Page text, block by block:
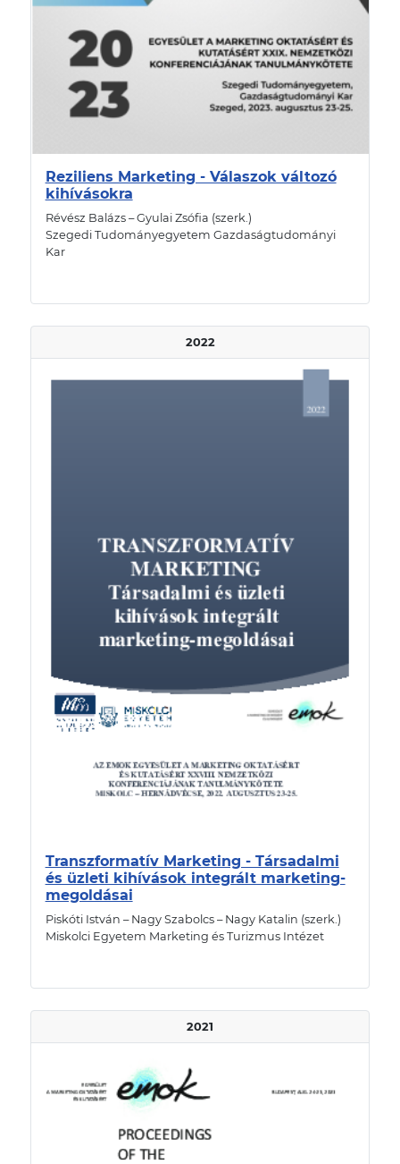
Reziliens Marketing - Válaszok változó
kihívásokra
Révész Balázs – Gyulai Zsófia (szerk.)
Szegedi Tudományegyetem Gazdaságtudományi
Kar
2022
Transzformatív Marketing - Társadalmi
és üzleti kihívások integrált marketing-
megoldásai
Piskóti István – Nagy Szabolcs – Nagy Katalin (szerk.)
Miskolci Egyetem Marketing és Turizmus Intézet
2021